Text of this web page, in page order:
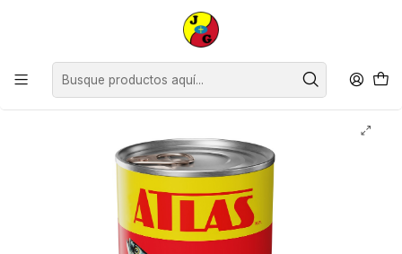
Disponible sólo Retiro en Tienda Osorno.
Conservas
Jurel Natural Atlas ( 3 x 425 G )